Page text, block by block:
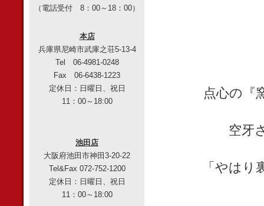
点心の『
空牙
「やは
（電話受付 8：00～18：00）
本店
兵庫県尼崎市武庫之荘5-13-4
Tel 06-4981-0248
Fax 06-6438-1223
定休日：日曜日、祝日
11：00～18:00
池田店
大阪府池田市神田3-20-22
Tel&Fax 072-752-1200
定休日：日曜日、祝日
11：00～18:00